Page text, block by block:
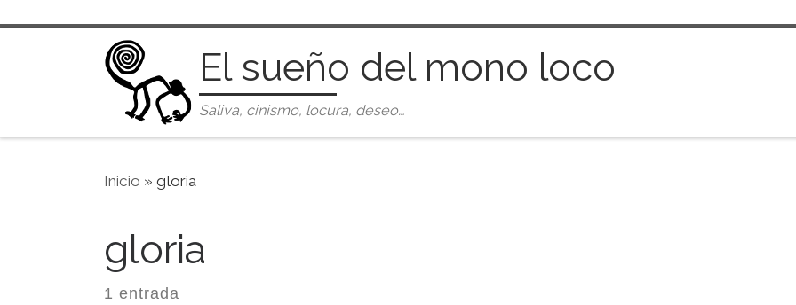
Saltar al contenido
El sueño del mono loco
Saliva, cinismo, locura, deseo…
Inicio » gloria
gloria
1 entrada